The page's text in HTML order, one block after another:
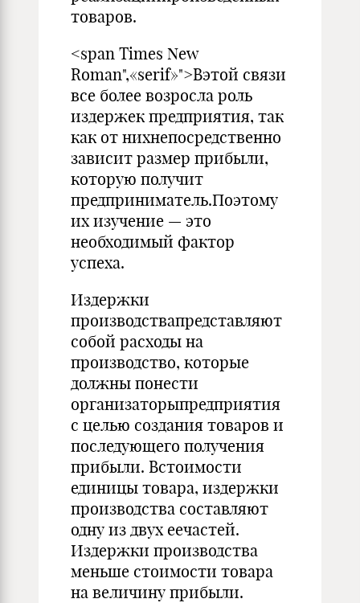
товаров.
<span Times New
Roman",«serif»">Вэтой связи
все более возросла роль
издержек предприятия, так
как от нихнепосредственно
зависит размер прибыли,
которую получит
предприниматель.Поэтому
их изучение — это
необходимый фактор
успеха.
Издержки
производствапредставляют
собой расходы на
производство, которые
должны понести
организаторыпредприятия
с целью создания товаров и
последующего получения
прибыли. Встоимости
единицы товара, издержки
производства составляют
одну из двух еечастей.
Издержки производства
меньше стоимости товара
на величину прибыли.